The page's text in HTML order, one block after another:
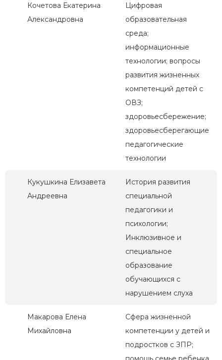
Кочетова Екатерина
Александровна
Цифровая
образовательная
среда;
информационные
технологии; вопросы
развития жизненных
компетенций детей с
ОВЗ;
здоровьесбережение;
здоровьесберегающие
педагогические
технологии
Кукушкина Елизавета
Андреевна
История развития
специальной
педагогики и
психологии;
Инклюзивное и
специальное
образование
обучающихся с
нарушением слуха
Макарова Елена
Михайловна
Сфера жизненной
компетенции у детей и
подростков с ЗПР;